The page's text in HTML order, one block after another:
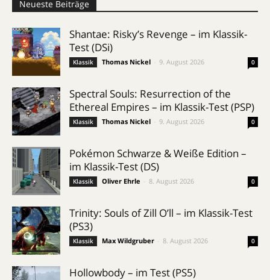
Neueste Beiträge
Shantae: Risky’s Revenge – im Klassik-
Test (DSi)
Klassik Thomas Nickel 9. August 2026 0
Spectral Souls: Resurrection of the
Ethereal Empires – im Klassik-Test (PSP)
Klassik Thomas Nickel 9. August 2026 0
Pokémon Schwarze & Weiße Edition –
im Klassik-Test (DS)
Klassik Oliver Ehrle 8. August 2026 0
Trinity: Souls of Zill O’ll – im Klassik-Test
(PS3)
Klassik Max Wildgruber 8. August 2026 0
Hollowbody – im Test (PS5)